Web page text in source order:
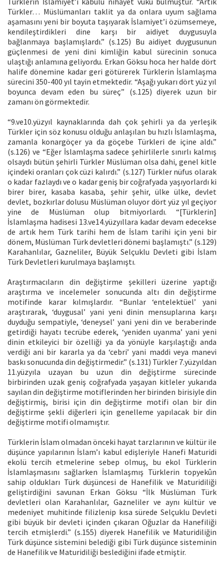
Türkler… Müslümanları taklit ya da onlara uyum sağlama
aşamasını yeni bir boyuta taşıyarak İslamiyet’i özümsemeye,
kendileştirdikleri dine karşı bir aidiyet duygusuyla
bağlanmaya başlamışlardı.” (s.125) Bu aidiyet duygusunun
güçlenmesi de yeni dini kimliğin kabul sürecinin sonuca
ulaştığı anlamına geliyordu. Erkan Göksu hoca her halde dört
halife dönemine kadar geri götürerek Türklerin İslamlaşma
sürecini 350-400 yıl tayin etmektedir. “Aşağı yukarı dört yüz yıl
boyunca devam eden bu süreç” (s.125) diyerek uzun bir
zamanı ön görmektedir.
“9.ve10.yüzyıl kaynaklarında dah çok şehirli ya da yerleşik
Türkler için söz konusu olduğu anlaşılan bu hızlı İslamlaşma,
zamanla konargöçer ya da göçebe Türkleri de içine aldı.”
(s.126) ve “Eğer İslamlaşma sadece şehirlilerle sınırlı kalmış
olsaydı bütün şehirli Türkler Müslüman olsa dahi, genel kitle
içindeki oranları çok cüzi kalırdı.” (s.127) Türkler nüfus olarak
o kadar fazlaydı ve o kadar geniş bir coğrafyada yaşıyorlardı ki
birer birer, kasaba kasaba, şehir şehir, ülke ülke, devlet
devlet, bozkırlar dolusu Müslüman oluyor dört yüz yıl geçiyor
yine de Müslüman olup bitmiyorlardı. “[Türklerin]
İslamlaşma hadisesi 13.ve14.yüzyıllara kadar devam edecekse
de artık hem Türk tarihi hem de İslam tarihi için yeni bir
dönem, Müslüman Türk devletleri dönemi başlamıştı.” (s.129)
Karahanlılar, Gazneliler, Büyük Selçuklu Devleti gibi İslam
Türk Devletleri kurulmaya başlamıştı.
Araştırmacıların din değiştirme şekilleri üzerine yaptığı
araştırma ve incelemeler sonucunda altı din değiştirme
motifinde karar kılmışlardır. “Bunlar ‘entelektüel’ yani
araştırarak, ‘duygusal’ yani yeni dinin mensuplarına karşı
duyduğu sempatiyle, ‘deneysel’ yani yeni din ve beraberinde
getirdiği hayatı tecrübe ederek, ‘yeniden uyanma’ yani yeni
dinin etkileyici bir özelliği ya da yönüyle karşılaştığı anda
verdiği ani bir kararla ya da ‘cebri’ yani maddi veya manevi
baskı sonucunda din değiştirmedir.” (s.131) Türkler 7.yüzyıldan
11.yüzyıla uzayan bu uzun din değiştirme sürecinde
birbirinden uzak geniş coğrafyada yaşayan kitleler yukarıda
sayılan din değiştirme motiflerinden her birinden birisiyle din
değiştirmiş, birisi için din değiştirme motifi olan bir din
değiştirme şekli diğerleri için genelleme yapılacak bir din
değiştirme motifi olmamıştır.
Türklerin İslam olmadan önceki hayat tarzlarının ve kültür ile
düşünce yapılarının İslam’ı kabul edişleriyle Hanefi Maturidi
ekolü tercih etmelerine sebep olmuş, bu ekol Türklerin
İslamlaşmasını sağlarken İslamlaşmış Türklerin topyekûn
sahip oldukları Türk düşüncesi de Hanefilik ve Maturidiliği
geliştirdiğini savunan Erkan Göksu “İlk Müslüman Türk
devletleri olan Karahanlılar, Gazneliler ve aynı kültür ve
medeniyet muhitinde filizlenip kısa sürede Selçuklu Devleti
gibi büyük bir devleti içinden çıkaran Oğuzlar da Hanefiliği
tercih etmişlerdi.” (s.155) diyerek Hanefilik ve Maturidiliğin
Türk düşünce sistemini belediği gibi Türk düşünce sisteminin
de Hanefilik ve Maturidiliği beslediğini ifade etmiştir.